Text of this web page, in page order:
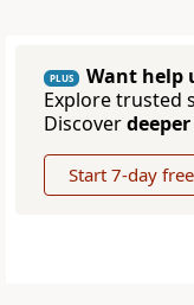
PLUS
Want help
Explore trusted
Discover
Start 7-day